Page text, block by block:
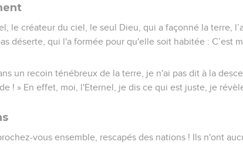
le créateur du ciel, le seul Dieu, qui a façonné la terre,
déserte, qui l'a formée pour qu'elle soit habitée : C’est
un recoin ténébreux de la terre, je n'ai pas dit à la
! » En effet, moi, l'Eternel, je dis ce qui est juste, je
vous ensemble, rescapés des nations ! Ils n'ont